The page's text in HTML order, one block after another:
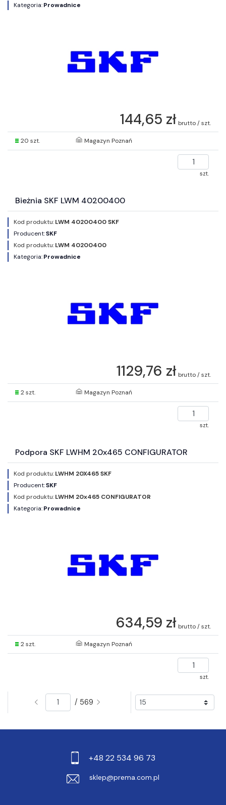
Kategoria:Prowadnice
144,65 zł brutto / szt.
20 szt. Magazyn Poznań
szt.
Bieżnia SKF LWM 40200400
Kod produktu:LWM 40200400 SKF
Producent:SKF
Kod produktu:LWM 40200400
Kategoria:Prowadnice
1129,76 zł brutto / szt.
2 szt. Magazyn Poznań
szt.
Podpora SKF LWHM 20x465 CONFIGURATOR
Kod produktu:LWHM 20X465 SKF
Producent:SKF
Kod produktu:LWHM 20x465 CONFIGURATOR
Kategoria:Prowadnice
634,59 zł brutto / szt.
2 szt. Magazyn Poznań
szt.
/ 569
+48 22 534 96 73
sklep@prema.com.pl